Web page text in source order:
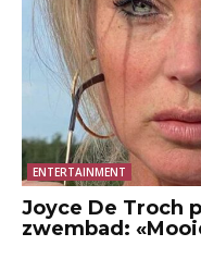
ENTERTAINMENT
Joyce De Troch
zwembad: